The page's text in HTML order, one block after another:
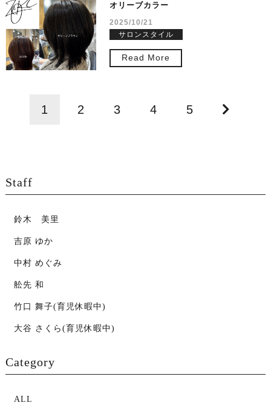
オリーブカラー
2025/10/21
サロンスタイル
Read More
1 2 3 4 5
Staff
鈴木 美里
吉原 ゆか
中村 めぐみ
舩先 和
竹口 舞子(育児休暇中)
大谷 さくら(育児休暇中)
Category
ALL